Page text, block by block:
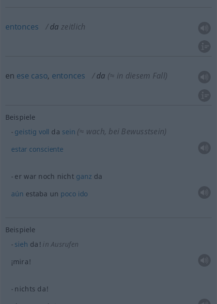
entonces da zeitlich
en ese caso, entonces da (≈ in diesem Fall)
Beispiele
geistig voll da sein (≈ wach, bei Bewusstsein)
estar consciente
er war noch nicht ganz da
aún estaba un poco ido
Beispiele
sieh da! in Ausrufen
¡mira!
nichts da!